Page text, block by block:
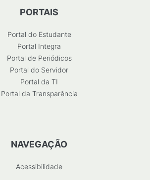
PORTAIS
Portal do Estudante
Portal Integra
Portal de Periódicos
Portal do Servidor
Portal da TI
Portal da Transparência
NAVEGAÇÃO
Acessibilidade